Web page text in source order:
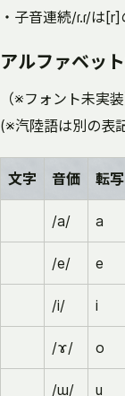
・子音連続/ɾ.ɾ/は
アルファベッ
（※フォント未実装
(※汽陸語は別の表
文字 音価 転
/a/ a
/e/ e
/i/ i
/ɤ/ o
/ɯ/ u